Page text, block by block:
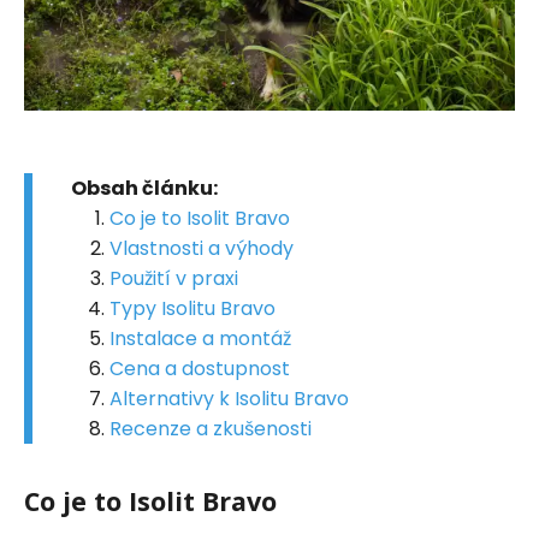
Obsah článku:
Co je to Isolit Bravo
Vlastnosti a výhody
Použití v praxi
Typy Isolitu Bravo
Instalace a montáž
Cena a dostupnost
Alternativy k Isolitu Bravo
Recenze a zkušenosti
Co je to Isolit Bravo